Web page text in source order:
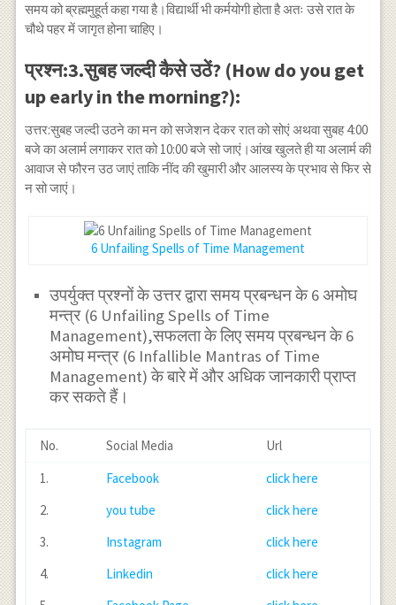
समय को ब्रह्ममुहूर्त कहा गया है।विद्यार्थी भी कर्मयोगी होता है अतः उसे रात के
चौथे पहर में जागृत होना चाहिए।
प्रश्न:3.सुबह जल्दी कैसे उठें? (How do you get
up early in the morning?):
उत्तर:सुबह जल्दी उठने का मन को सजेशन देकर रात को सोएं अथवा सुबह 4:00
बजे का अलार्म लगाकर रात को 10:00 बजे सो जाएं।आंख खुलते ही या अलार्म की
आवाज से फौरन उठ जाएं ताकि नींद की खुमारी और आलस्य के प्रभाव से फिर से
न सो जाएं।
6 Unfailing Spells of Time Management
उपर्युक्त प्रश्नों के उत्तर द्वारा समय प्रबन्धन के 6 अमोघ
मन्त्र (6 Unfailing Spells of Time
Management),सफलता के लिए समय प्रबन्धन के 6
अमोघ मन्त्र (6 Infallible Mantras of Time
Management) के बारे में और अधिक जानकारी प्राप्त
कर सकते हैं।
No. Social Media
Url
1.
Facebook
click here
2.
you tube
click here
3.
Instagram
click here
4.
Linkedin
click here